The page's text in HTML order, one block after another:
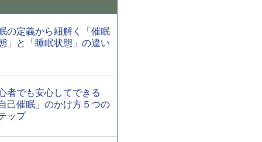
の定義から紐解く「催眠
」と「睡眠状態」の違い
者でも安心してできる
己催眠」のかけ方５つの
ップ